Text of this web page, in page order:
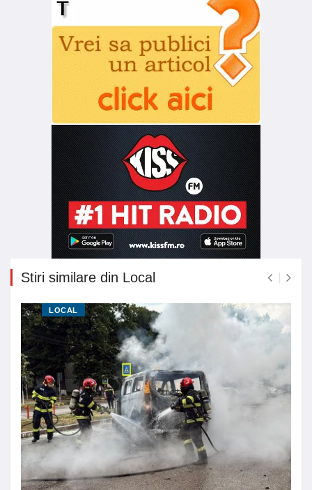
Stiri similare din Local
LOCAL